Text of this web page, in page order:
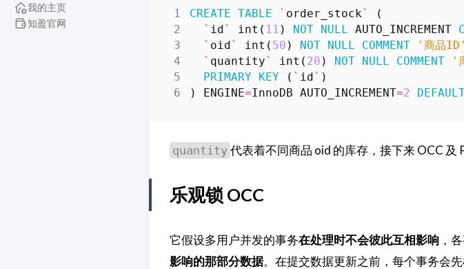
我的主页
知盈官网
CREATE TABLE ` order_stock`
(
` id` int ( 11 ) NOT NULL AUTO_INCREMENT
` oid` int ( 50 ) NOT NULL COMMENT '商品ID'
` quantity` int ( 20 ) NOT NULL COMMENT '
PRIMARY KEY ( ` id` )
)
ENGINE=InnoDB AUTO_INCREMENT=2
quantity 代表着不同商品 oid 的库存，接下来 OCC 及
乐观锁 OCC
它假设多用户并发的事务在处理时不会彼此互相影响，
影响的那部分数据。在提交数据更新之前，每个事务会